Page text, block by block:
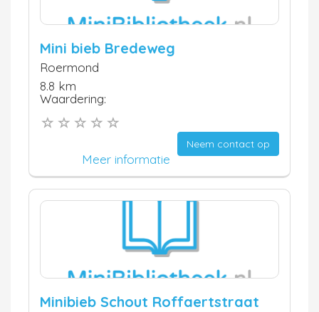
Mini bieb Bredeweg
Roermond
8.8 km
Waardering:
Neem contact op
Meer informatie
Minibieb Schout Roffaertstraat